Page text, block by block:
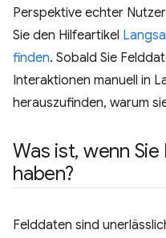
Perspektive echter
Sie den Hilfeartikel
finden. Sobald Sie
Interaktionen manuell in
herauszufinden, warum
Was ist, wenn
haben?
Felddaten sind